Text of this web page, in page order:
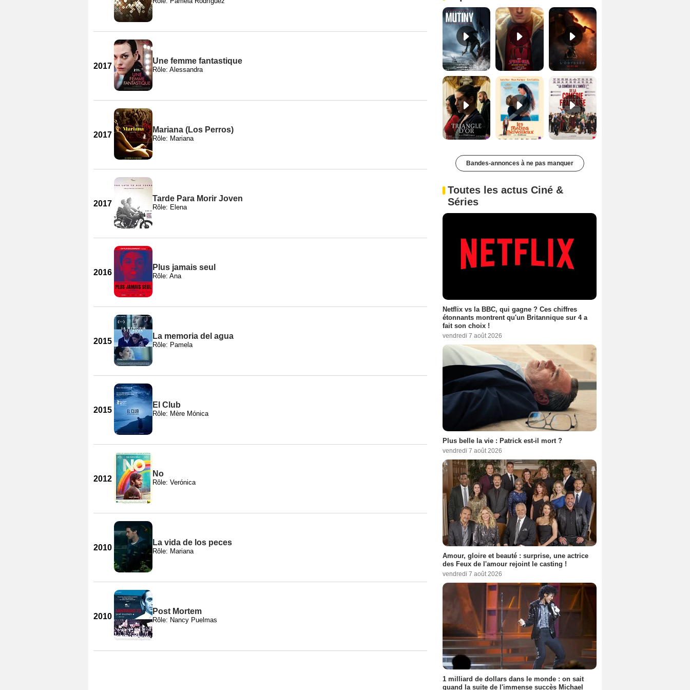
2017
Une femme fantastique
Rôle: Alessandra
2017
Mariana (Los Perros)
Rôle: Mariana
2017
Tarde Para Morir Joven
Rôle: Elena
2016
Plus jamais seul
Rôle: Ana
2015
La memoria del agua
Rôle: Pamela
2015
El Club
Rôle: Mère Mónica
2012
No
Rôle: Verónica
2010
La vida de los peces
Rôle: Mariana
2010
Post Mortem
Rôle: Nancy Puelmas
Le Triangle d'or Bande-annonce VF De la Comédie-Française Teaser VF
Bandes-annonces à ne pas manquer
Toutes les actus Ciné &
Séries
Netflix vs la BBC, qui gagne ? Ces chiffres
étonnants montrent qu'un Britannique sur 4 a
fait son choix !
vendredi 7 août 2026
Plus belle la vie : Patrick est-il mort ?
vendredi 7 août 2026
Amour, gloire et beauté : surprise, une actrice
des Feux de l'amour rejoint le casting !
vendredi 7 août 2026
1 milliard de dollars dans le monde : on sait
quand la suite de l'immense succès Michael